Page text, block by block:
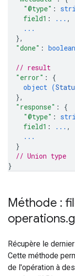
"@type" :
field1 : ... ,
...
},
"done" : boolean
// result
"error" : {
object (
},
"response" : {
"@type" :
field1 : ... ,
...
}
// Union type
}
Méthode :
operations.
Récupère le
Cette méthode
de l'opération à